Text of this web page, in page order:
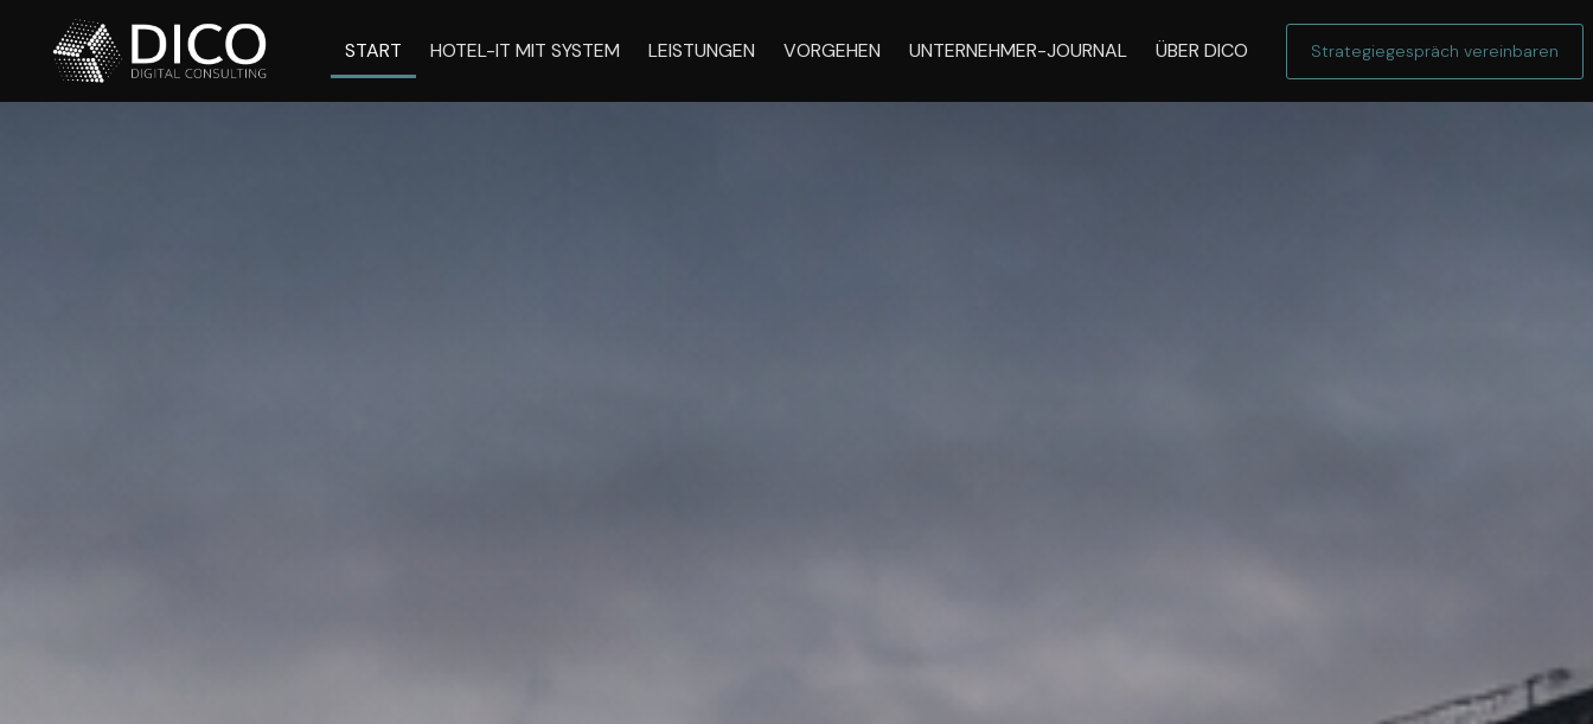
START HOTEL-IT MIT SYSTEM LEISTUNGEN VORGEHEN UNTERNEHMER-JOURNAL ÜBER DICO Strategiegespräch vereinbaren